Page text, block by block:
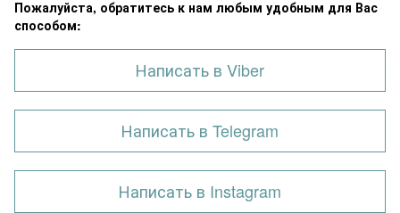
Пожалуйста, обратитесь к нам любым удобным для Вас
способом:
Написать в Viber
Написать в Telegram
Написать в Instagram